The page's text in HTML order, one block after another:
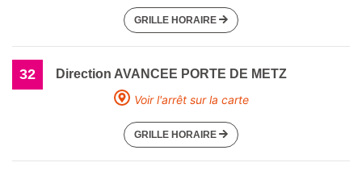
GRILLE HORAIRE
32
Direction AVANCEE PORTE DE METZ
Voir l'arrêt sur la carte
GRILLE HORAIRE